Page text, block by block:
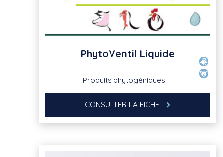
PhytoVentil Liquide
Produits phytogéniques
CONSULTER LA FICHE